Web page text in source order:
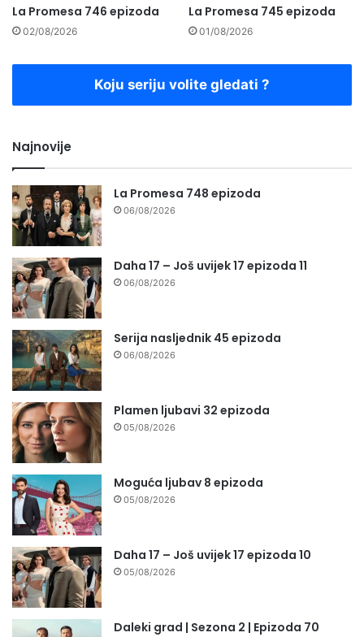
La Promesa 746 epizoda
02/08/2026
La Promesa 745 epizoda
01/08/2026
Koju seriju volite gledati ?
Najnovije
La Promesa 748 epizoda
06/08/2026
Daha 17 – Još uvijek 17 epizoda 11
06/08/2026
Serija nasljednik 45 epizoda
06/08/2026
Plamen ljubavi 32 epizoda
05/08/2026
Moguća ljubav 8 epizoda
05/08/2026
Daha 17 – Još uvijek 17 epizoda 10
05/08/2026
Daleki grad | Sezona 2 | Epizoda 70